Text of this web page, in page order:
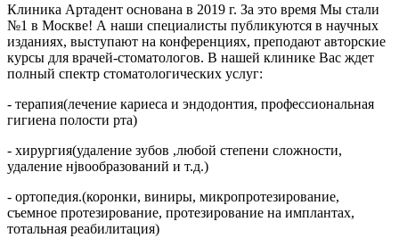
Клиника Артадент основана в 2019 г. За это время Мы стали
№1 в Москве! А наши специалисты публикуются в научных
изданиях, выступают на конференциях, преподают авторские
курсы для врачей-стоматологов. В нашей клинике Вас ждет
полный спектр стоматологических услуг:
- терапия(лечение кариеса и эндодонтия, профессиональная
гигиена полости рта)
- хирургия(удаление зубов ,любой степени сложности,
удаление нjвообразований и т.д.)
- ортопедия.(коронки, виниры, микропротезирование,
съемное протезирование, протезирование на имплантах,
тотальная реабилитация)